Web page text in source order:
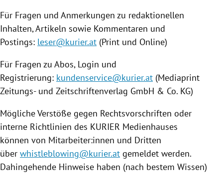
Für Fragen und Anmerkungen zu redaktionellen
Inhalten, Artikeln sowie Kommentaren und
Postings: leser@kurier.at (Print und Online)
Für Fragen zu Abos, Login und
Registrierung: kundenservice@kurier.at (Mediaprint
Zeitungs- und Zeitschriftenverlag GmbH & Co. KG)
Mögliche Verstöße gegen Rechtsvorschriften oder
interne Richtlinien des KURIER Medienhauses
können von Mitarbeiter:innen und Dritten
über whistleblowing@kurier.at gemeldet werden.
Dahingehende Hinweise haben (nach bestem Wissen)